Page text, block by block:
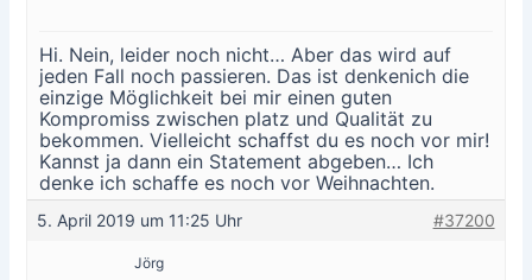
Hi. Nein, leider noch nicht… Aber das wird auf
jeden Fall noch passieren. Das ist denkenich die
einzige Möglichkeit bei mir einen guten
Kompromiss zwischen platz und Qualität zu
bekommen. Vielleicht schaffst du es noch vor mir!
Kannst ja dann ein Statement abgeben… Ich
denke ich schaffe es noch vor Weihnachten.
5. April 2019 um 11:25 Uhr #37200
Jörg